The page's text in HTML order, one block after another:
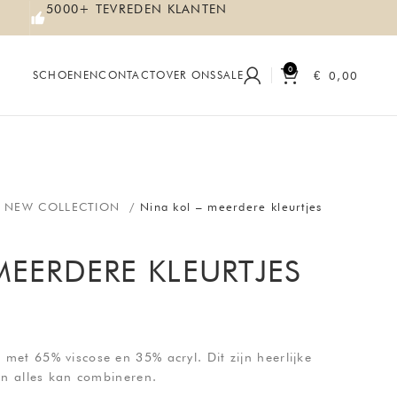
5000+ TEVREDEN KLANTEN
SCHOENENCONTACTOVER ONSSALE 0 € 0,00
COLLECTION Nina kol – meerdere kleurtjes
KLEURTJES
65% viscose en 35% acryl. Dit zijn heerlijke
alles kan combineren.